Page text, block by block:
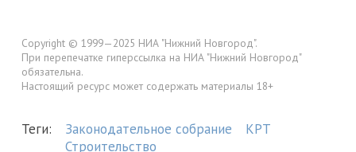
Copyright © 1999—2025 НИА "Нижний Новгород".
При перепечатке гиперссылка на НИА "Нижний Новгород"
обязательна.
Настоящий ресурс может содержать материалы 18+
Теги: Законодательное собрание
КРТ
Строительство